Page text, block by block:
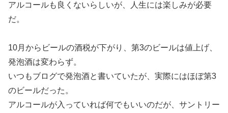
アルコールも良くないらしいが、人生には楽しみが必要
だ。
10月からビールの酒税が下がり、第3のビールは値上げ、
発泡酒は変わらず。
いつもブログで発泡酒と書いていたが、実際にはほぼ第3
のビールだった。
アルコールが入っていれば何でもいいのだが、サントリー